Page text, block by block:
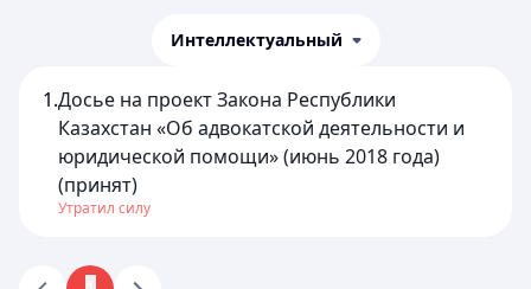
Интеллектуальный
1.Досье на проект Закона Республики
Казахстан «Об адвокатской деятельности и
юридической помощи» (июнь 2018 года)
(принят)
Утратил силу